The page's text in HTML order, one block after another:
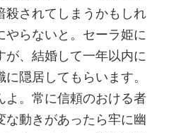
殺されてしまうかもしれ
やらないと。セーラ姫に
が、結婚して一年以内に
隠居してもらいます。
よ。常に信頼のおける者
な動きがあったら牢に幽